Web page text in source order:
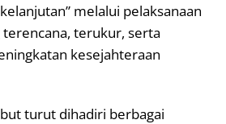
melalui pelaksanaan
terukur, serta
kesejahteraan
turut dihadiri berbagai